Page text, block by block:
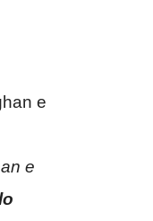
e
e